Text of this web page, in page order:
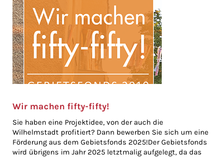
Wir machen fifty-fifty!
Sie haben eine Projektidee, von der auch die
Wilhelmstadt profitiert? Dann bewerben Sie sich um eine
Förderung aus dem Gebietsfonds 2025!Der Gebietsfonds
wird übrigens im Jahr 2025 letztmalig aufgelegt, da das